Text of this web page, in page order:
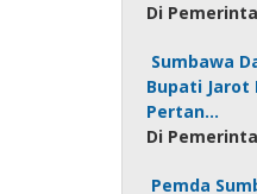
Di
Sumbawa
Bupati Jarot
Pertan…
Di
Pemda